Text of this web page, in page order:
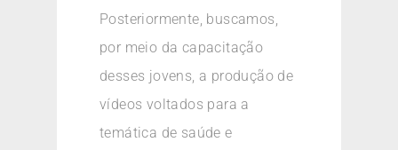
Posteriormente, buscamos,
por meio da capacitação
desses jovens, a produção de
vídeos voltados para a
temática de saúde e